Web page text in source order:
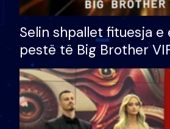
Selin shpallet fituesja
pestë të Big Brother
çmimin e madh prej